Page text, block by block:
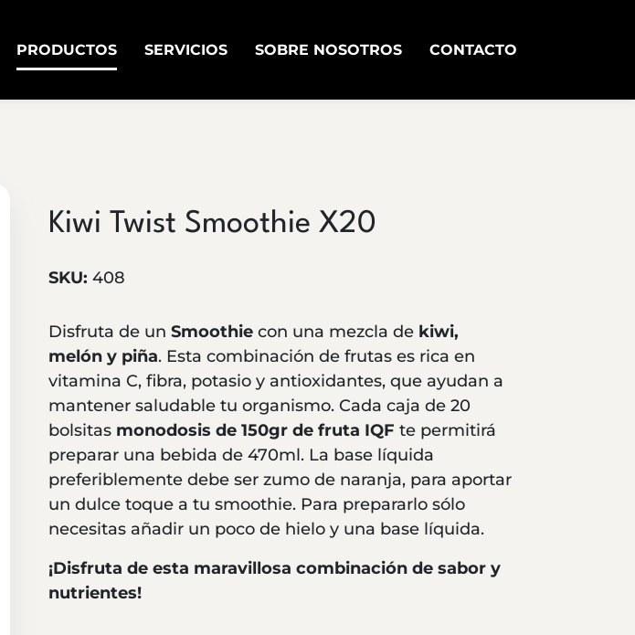
PRODUCTOS SERVICIOS SOBRE NOSOTROS CONTACTO
Kiwi Twist Smoothie X20
SKU: 408
Disfruta de un Smoothie con una mezcla de kiwi,
melón y piña. Esta combinación de frutas es rica en
vitamina C, fibra, potasio y antioxidantes, que ayudan a
mantener saludable tu organismo. Cada caja de 20
bolsitas monodosis de 150gr de fruta IQF te permitirá
preparar una bebida de 470ml. La base líquida
preferiblemente debe ser zumo de naranja, para aportar
un dulce toque a tu smoothie. Para prepararlo sólo
necesitas añadir un poco de hielo y una base líquida.
¡Disfruta de esta maravillosa combinación de sabor y
nutrientes!